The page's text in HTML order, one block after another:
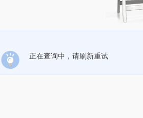
正在查询中，请刷新重试